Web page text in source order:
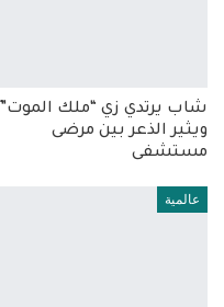
شاب يرتدي زي “ملك الموت”
ويثير الذعر بين مرضى
مستشفى
عالمية